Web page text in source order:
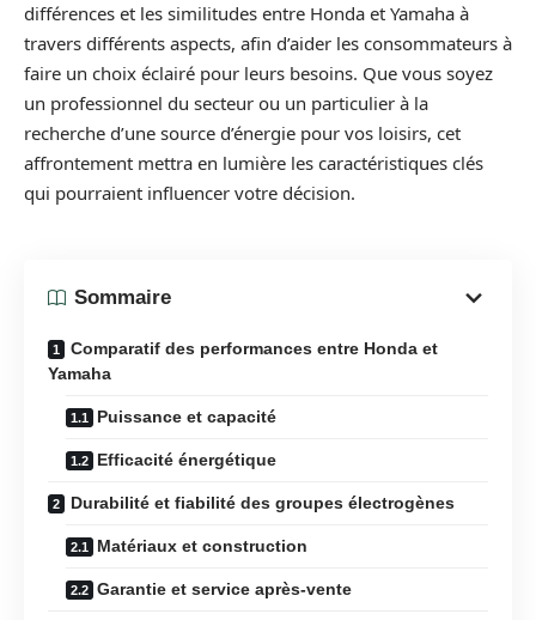
différences et les similitudes entre Honda et Yamaha à
travers différents aspects, afin d’aider les consommateurs à
faire un choix éclairé pour leurs besoins. Que vous soyez
un professionnel du secteur ou un particulier à la
recherche d’une source d’énergie pour vos loisirs, cet
affrontement mettra en lumière les caractéristiques clés
qui pourraient influencer votre décision.
Sommaire
Comparatif des performances entre Honda et
Yamaha
Puissance et capacité
Efficacité énergétique
Durabilité et fiabilité des groupes électrogènes
Matériaux et construction
Garantie et service après-vente